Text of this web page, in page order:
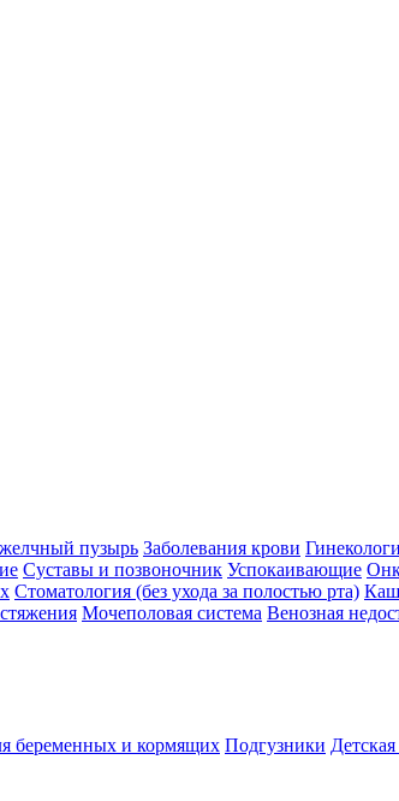
пузырь Заболевания крови
Суставы и позвоночник Успокаивающие
Стоматология (без ухода за полостью рта)
Мочеполовая система Венозная
беременных и кормящих Подгузники